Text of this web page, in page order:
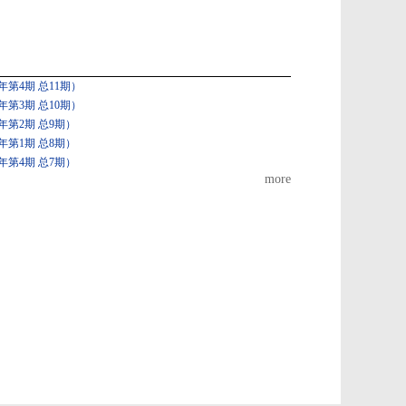
4期 总11期）
3期 总10期）
2期 总9期）
1期 总8期）
4期 总7期）
more